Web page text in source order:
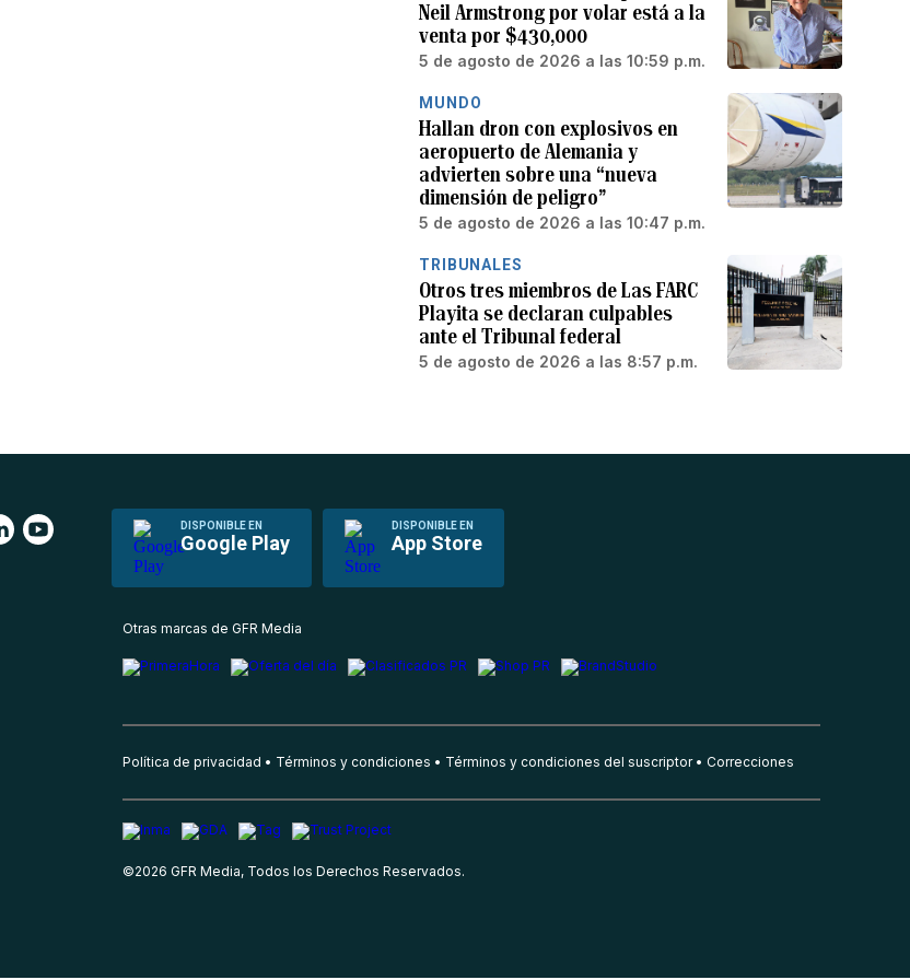
Neil Armstrong por volar está a la
venta por $430,000
5 de agosto de 2026 a las 10:59 p.m.
MUNDO
Hallan dron con explosivos en
aeropuerto de Alemania y
advierten sobre una “nueva
dimensión de peligro”
5 de agosto de 2026 a las 10:47 p.m.
TRIBUNALES
Otros tres miembros de Las FARC
Playita se declaran culpables
ante el Tribunal federal
5 de agosto de 2026 a las 8:57 p.m.
DISPONIBLE EN
Google Play
DISPONIBLE EN
App Store
Otras marcas de GFR Media
Política de privacidad Términos y condiciones Términos y condiciones del suscriptor Correcciones
©2026 GFR Media, Todos los Derechos Reservados.